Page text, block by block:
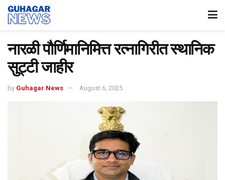
नारळी पौर्णिमानिमित्त रत्नागिरीत स्थानिक
सुट्टी जाहीर
by Guhagar News August 6, 2025